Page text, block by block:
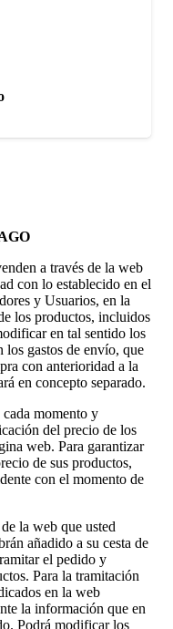
a través de la web
con lo establecido en el
y Usuarios, en la
los productos, incluidos
en tal sentido los
gastos de envío, que
con anterioridad a la
en concepto separado.
momento y
del precio de los
web. Para garantizar
de sus productos,
con el momento de
la web que usted
añadido a su cesta de
el pedido y
Para la tramitación
en la web
la información que en
Podrá modificar los